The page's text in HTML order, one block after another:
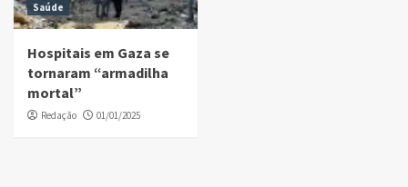
Saúde
Hospitais em Gaza se
tornaram “armadilha
mortal”
Redação 01/01/2025